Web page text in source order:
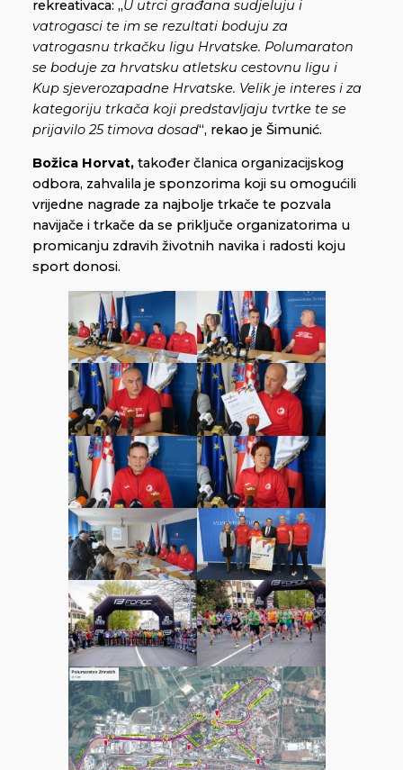
rekreativaca: „U utrci građana sudjeluju i
vatrogasci te im se rezultati boduju za
vatrogasnu trkačku ligu Hrvatske. Polumaraton
se boduje za hrvatsku atletsku cestovnu ligu i
Kup sjeverozapadne Hrvatske. Velik je interes i za
kategoriju trkača koji predstavljaju tvrtke te se
prijavilo 25 timova dosad“, rekao je Šimunić.
Božica Horvat, također članica organizacijskog
odbora, zahvalila je sponzorima koji su omogućili
vrijedne nagrade za najbolje trkače te pozvala
navijače i trkače da se priključe organizatorima u
promicanju zdravih životnih navika i radosti koju
sport donosi.